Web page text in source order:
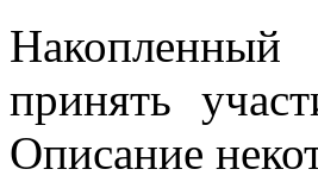
принять
Описание